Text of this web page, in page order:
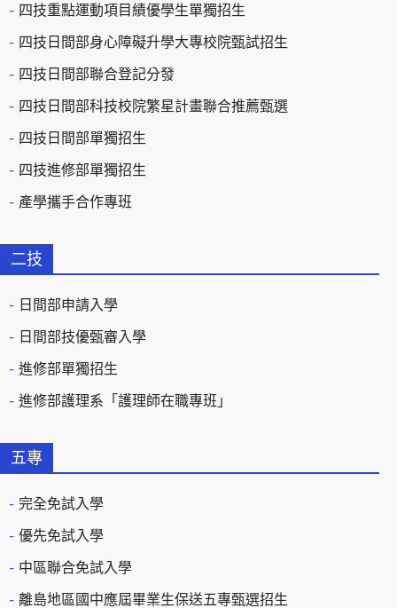
四技重點運動項目績優學生單獨招生
四技日間部身心障礙升學大專校院甄試招生
四技日間部聯合登記分發
四技日間部科技校院繁星計畫聯合推薦甄選
四技日間部單獨招生
四技進修部單獨招生
產學攜手合作專班
二技
日間部申請入學
日間部技優甄審入學
進修部單獨招生
進修部護理系「護理師在職專班」
五專
完全免試入學
優先免試入學
中區聯合免試入學
離島地區國中應屆畢業生保送五專甄選招生